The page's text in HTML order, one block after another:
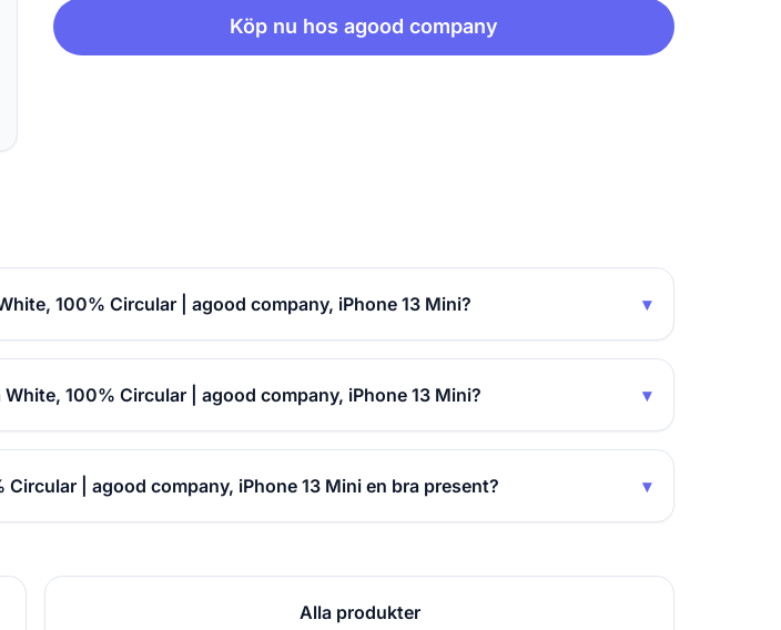
Köp nu hos agood company
100% Circular | agood company, iPhone 13 Mini? ▾
100% Circular | agood company, iPhone 13 Mini? ▾
| agood company, iPhone 13 Mini en bra present? ▾
Alla produkter